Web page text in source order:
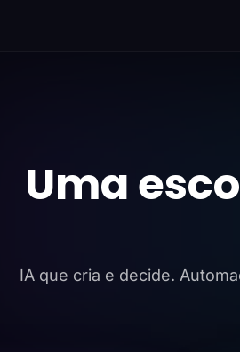
Uma
IA que cria e decide.